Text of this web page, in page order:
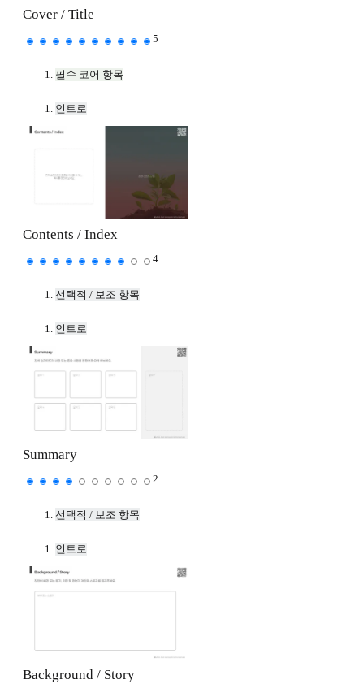
Cover / Title
5
필수 코어 항목
인트로
Contents / Index
4
선택적 / 보조 항목
인트로
Summary
2
선택적 / 보조 항목
인트로
Background / Story